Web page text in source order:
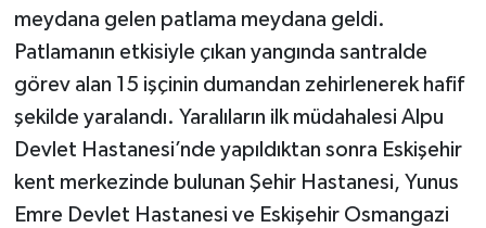
meydana gelen patlama meydana geldi.
Patlamanın etkisiyle çıkan yangında santralde
görev alan 15 işçinin dumandan zehirlenerek hafif
şekilde yaralandı. Yaralıların ilk müdahalesi Alpu
Devlet Hastanesi’nde yapıldıktan sonra Eskişehir
kent merkezinde bulunan Şehir Hastanesi, Yunus
Emre Devlet Hastanesi ve Eskişehir Osmangazi